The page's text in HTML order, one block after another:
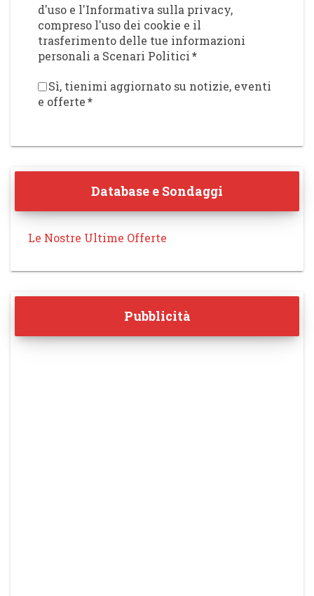
d'uso e l'Informativa sulla privacy,
compreso l'uso dei cookie e il
trasferimento delle tue informazioni
personali a Scenari Politici*
Sì, tienimi aggiornato su notizie, eventi
e offerte*
Database e Sondaggi
Le Nostre Ultime Offerte
Pubblicità